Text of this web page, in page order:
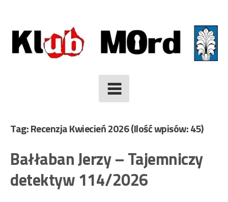
to
content
Tag: Recenzja Kwiecień 2026(Ilość wpisów: 45)
Bałłaban Jerzy – Tajemniczy
detektyw 114/2026